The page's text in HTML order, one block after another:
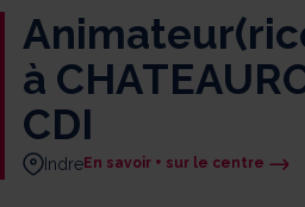
à
CDI
IndreEn savoir + sur le centre